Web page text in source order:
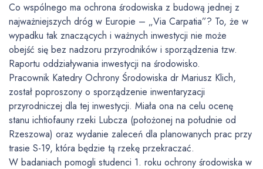
Co wspólnego ma ochrona środowiska z budową jednej z
najważniejszych dróg w Europie – „Via Carpatia”? To, że w
wypadku tak znaczących i ważnych inwestycji nie może
obejść się bez nadzoru przyrodników i sporządzenia tzw.
Raportu oddziaływania inwestycji na środowisko.
Pracownik Katedry Ochrony Środowiska dr Mariusz Klich,
został poproszony o sporządzenie inwentaryzacji
przyrodniczej dla tej inwestycji. Miała ona na celu ocenę
stanu ichtiofauny rzeki Lubcza (położonej na południe od
Rzeszowa) oraz wydanie zaleceń dla planowanych prac przy
trasie S-19, która będzie tą rzekę przekraczać.
W badaniach pomogli studenci 1. roku ochrony środowiska w